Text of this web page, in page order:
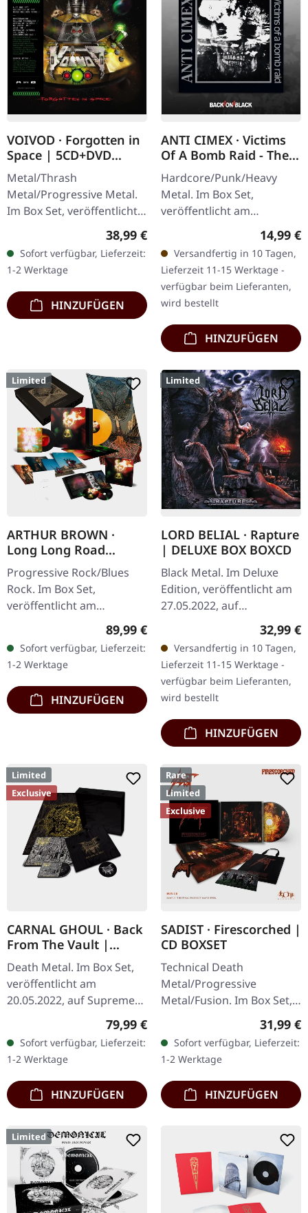
VOIVOD · Forgotten in
Space | 5CD+DVD
BOXSET
Metal/Thrash
Metal/Progressive Metal.
Im Box Set, veröffentlicht
Sanctuary Records.
Spezielles 5CD+DVD Set,
Zusammenstellung der…
Regulärer Preis:
38,99 €
Sofort verfügbar, Lieferzeit:
1-2 Werktage
HINZUFÜGEN
ANTI CIMEX · Victims
Of A Bomb Raid - The
Discography | 3CD
BOXSET
Hardcore/Punk/Heavy
Metal. Im Box Set,
veröffentlicht am
15.07.2022, auf Back On
Black. 3CD Box Set. Enthält
die klassischen Alben
"Anarkist Attack"…
14,99 €
Versandfertig in 10 Tagen,
Lieferzeit 11-15 Werktage -
verfügbar beim Lieferanten,
wird bestellt
HINZUFÜGEN
Limited
ARTHUR BROWN ·
Long Long Road
Complete Box | LP BOX
SET
Progressive Rock/Blues
Rock. Im Box Set,
veröffentlicht am
24.06.2022, auf Prophecy
Productions. Schwarzes
Vinyl im Gatefold-Cover
mit Insert.…
Regulärer Preis:
89,99 €
Sofort verfügbar, Lieferzeit:
1-2 Werktage
HINZUFÜGEN
Limited
LORD BELIAL · Rapture
| DELUXE BOX BOXCD
Black Metal. Im Deluxe
Edition, veröffentlicht am
27.05.2022, auf
Hammerheart Records. CD
in einer Box im 7"-Format
mit 14" Poster, Patch,
Sticker…
32,99 €
Versandfertig in 10 Tagen,
Lieferzeit 11-15 Werktage -
verfügbar beim Lieferanten,
wird bestellt
HINZUFÜGEN
Limited
Exclusive
CARNAL GHOUL · Back
From The Vault |
WOODEN BOX SET
Death Metal. Im Box Set,
veröffentlicht am
20.05.2022, auf Supreme
Chaos Records. Extrem
Holzbox mit Logo und
Nummerierung,…
Regulärer Preis:
79,99 €
Sofort verfügbar, Lieferzeit:
1-2 Werktage
HINZUFÜGEN
Rare
Limited
Exclusive
SADIST · Firescorched |
CD BOXSET
Technical Death
Metal/Progressive
Metal/Fusion. Im Box Set,
20.05.2022, auf Agonia
Records. Limitierte CD Box
Set mit Schuber,…
31,99 €
Sofort verfügbar, Lieferzeit:
1-2 Werktage
HINZUFÜGEN
Limited